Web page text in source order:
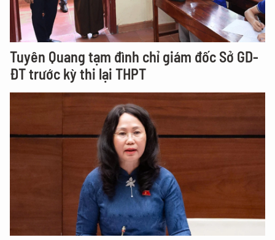
Tuyên Quang tạm đình chỉ giám đốc Sở GD-
ĐT trước kỳ thi lại THPT